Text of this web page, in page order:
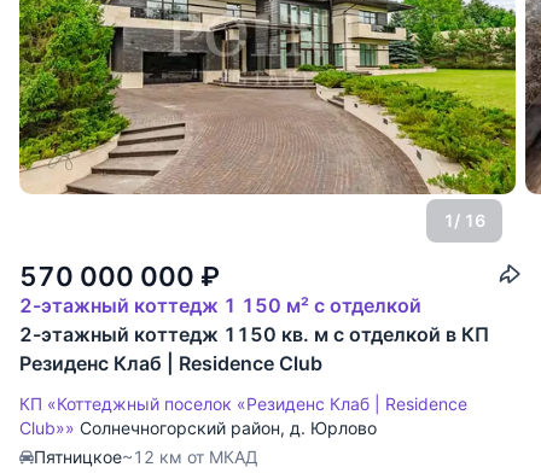
1/ 16
570 000 000 ₽
2-этажный коттедж 1 150 м² с отделкой
2-этажный коттедж 1150 кв. м с отделкой в КП
Резиденс Клаб | Residence Club
КП «Коттеджный поселок «Резиденс Клаб | Residence
Club»» Солнечногорский район, д. Юрлово
Пятницкое~12 км от МКАД